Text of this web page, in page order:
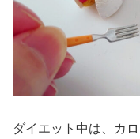
ダイエット中は、カ